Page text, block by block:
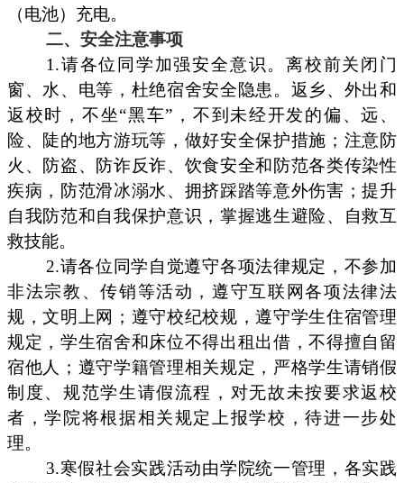
（电池）充电。
二、安全注意事项
1.请各位同学加强安全意识。离校前关闭门
窗、水、电等，杜绝宿舍安全隐患。返乡、外出和
返校时，不坐“黑车”，不到未经开发的偏、远、
险、陡的地方游玩等，做好安全保护措施；注意防
火、防盗、防诈反诈、饮食安全和防范各类传染性
疾病，防范滑冰溺水、拥挤踩踏等意外伤害；提升
自我防范和自我保护意识，掌握逃生避险、自救互
救技能。
2.请各位同学自觉遵守各项法律规定，不参加
非法宗教、传销等活动，遵守互联网各项法律法
规，文明上网；遵守校纪校规，遵守学生住宿管理
规定，学生宿舍和床位不得出租出借，不得擅自留
宿他人；遵守学籍管理相关规定，严格学生请销假
制度、规范学生请假流程，对无故未按要求返校
者，学院将根据相关规定上报学校，待进一步处
理。
3.寒假社会实践活动由学院统一管理，各实践